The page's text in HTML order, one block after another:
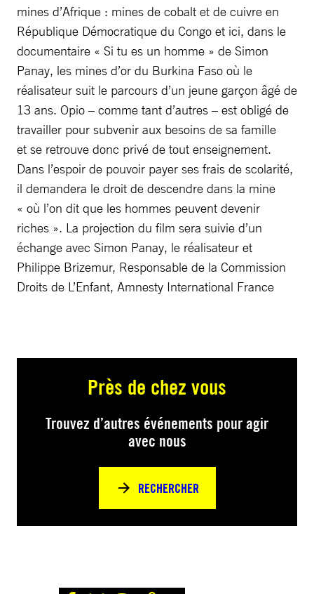
mines d’Afrique : mines de cobalt et de cuivre en
République Démocratique du Congo et ici, dans le
documentaire « Si tu es un homme » de Simon
Panay, les mines d’or du Burkina Faso où le
réalisateur suit le parcours d’un jeune garçon âgé de
13 ans. Opio – comme tant d’autres – est obligé de
travailler pour subvenir aux besoins de sa famille
et se retrouve donc privé de tout enseignement.
Dans l’espoir de pouvoir payer ses frais de scolarité,
il demandera le droit de descendre dans la mine
« où l’on dit que les hommes peuvent devenir
riches ». La projection du film sera suivie d’un
échange avec Simon Panay, le réalisateur et
Philippe Brizemur, Responsable de la Commission
Droits de L’Enfant, Amnesty International France
Près de chez vous
Trouvez d’autres événements pour agir
avec nous
RECHERCHER